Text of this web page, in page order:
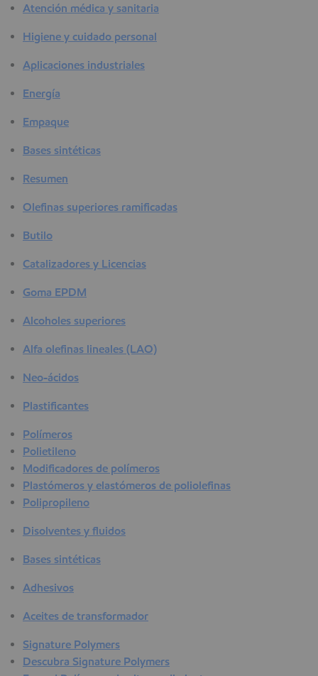
Atención médica y sanitaria
Higiene y cuidado personal
Aplicaciones industriales
Energía
Empaque
Bases sintéticas
Resumen
Olefinas superiores ramificadas
Butilo
Catalizadores y Licencias
Goma EPDM
Alcoholes superiores
Alfa olefinas lineales (LAO)
Neo-ácidos
Plastificantes
Polímeros
Polietileno
Modificadores de polímeros
Plastómeros y elastómeros de poliolefinas
Polipropileno
Disolventes y fluidos
Bases sintéticas
Adhesivos
Aceites de transformador
Signature Polymers
Descubra Signature Polymers